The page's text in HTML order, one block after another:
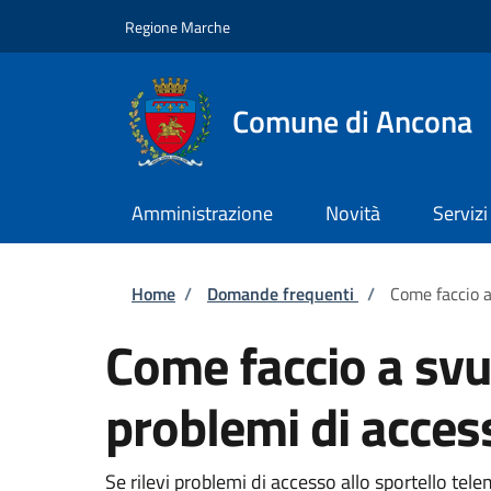
Regione Marche
Comune di Ancona
Amministrazione Novità Servizi
Briciole di pane
Home / Domande frequenti / Come faccio
Come faccio a
problemi di
Se rilevi problemi di accesso allo sportello